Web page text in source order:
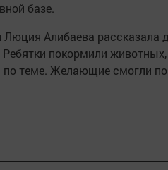
базе.
Люция Алибаева рассказала
покормили
по теме. Желающие смогли